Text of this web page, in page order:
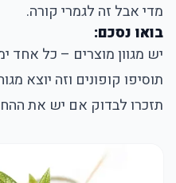
מדי אבל זה לגמרי קורה.
בואו נסכם:
יש מגוון מוצרים – כל
תוסיפו קופונים וזה יוצא
תזכרו לבדוק אם יש את